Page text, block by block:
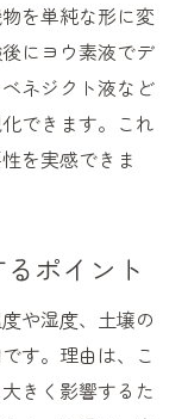
を単純な形に変
にヨウ素液でデ
ネジクト液など
できます。これ
を実感できま
ポイント
や湿度、土壌の
す。理由は、こ
きく影響するた